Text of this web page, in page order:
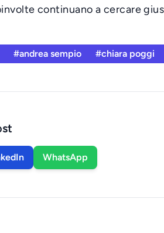
continuano a cercare
#andrea sempio #chiara poggi
WhatsApp